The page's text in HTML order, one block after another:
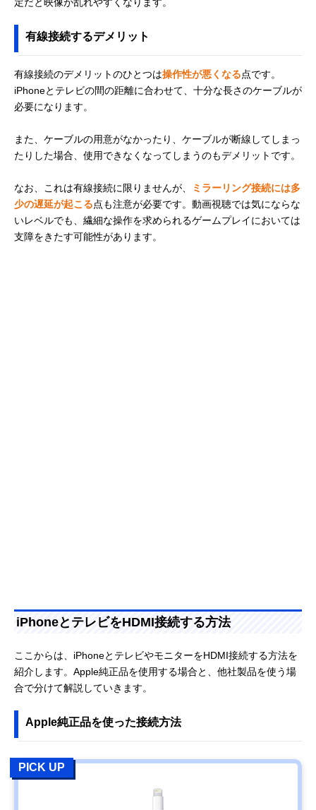
有線接続するデメリット
有線接続のデメリットのひとつは操作性が悪くなる点です。
iPhoneとテレビの間の距離に合わせて、十分な長さのケーブルが
必要になります。
また、ケーブルの用意がなかったり、ケーブルが断線してしまっ
たりした場合、使用できなくなってしまうのもデメリットです。
なお、これは有線接続に限りませんが、
ミラーリング接続には多
少の遅延が起こる点も注意が必要です。動画視聴では気にならな
いレベルでも、繊細な操作を求められるゲームプレイにおいては
支障をきたす可能性があります。
iPhoneとテレビをHDMI接続する方法
ここからは、iPhoneとテレビやモニターをHDMI接続する方法を
紹介します。Apple純正品を使用する場合と、他社製品を使う場
合で分けて解説していきます。
Apple純正品を使った接続方法
PICK UP